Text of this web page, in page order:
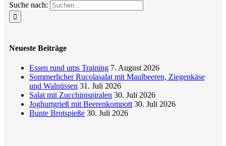
Suche nach:
Neueste Beiträge
Essen rund ums Training 7. August 2026
Sommerlicher Rucolasalat mit Maulbeeren, Ziegenkäse
und Walnüssen 31. Juli 2026
Salat mit Zucchinispiralen 30. Juli 2026
Joghurtgrieß mit Beerenkompott 30. Juli 2026
Bunte Brotspieße 30. Juli 2026